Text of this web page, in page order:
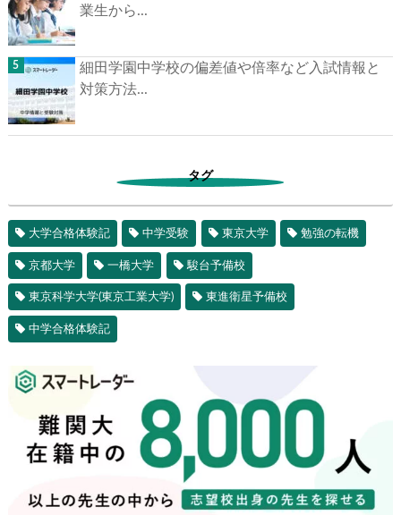
業生から...
細田学園中学校の偏差値や倍率など入試情報と
対策方法...
タグ
大学合格体験記 中学受験 東京大学 勉強の転機
京都大学 一橋大学 駿台予備校
東京科学大学(東京工業大学) 東進衛星予備校
中学合格体験記